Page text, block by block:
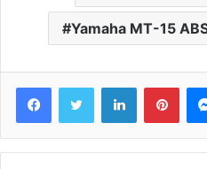
Yamaha MT-15
FacebookTwitter LinkedIn